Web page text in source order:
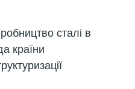
сталі в
країни